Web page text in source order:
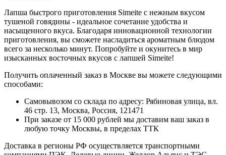
Лапша быстрого приготовления Simeite с нежным вкусом
тушеной говядины - идеальное сочетание удобства и
насыщенного вкуса. Благодаря инновационной технологии
приготовления, вы сможете насладиться ароматным блюдом
всего за несколько минут. Попробуйте и окунитесь в мир
изысканных восточных вкусов с лапшей Simeite!
Получить оплаченный заказ в Москве вы можете следующими
способами:
Самовывозом со склада по адресу: Рябиновая улица, вл.
46 стр. 13, Москва, Россия, 121471
При заказе от 15 000 рублей мы доставим ваш заказ в
любую точку Москвы, в пределах ТТК
Доставка в регионы РФ осуществляется транспортными